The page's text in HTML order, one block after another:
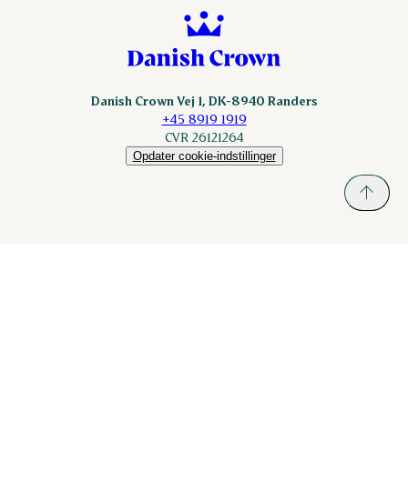
Danish Crown Vej 1, DK-8940 Randers
+45 8919 1919
CVR 26121264
Opdater cookie-indstillinger